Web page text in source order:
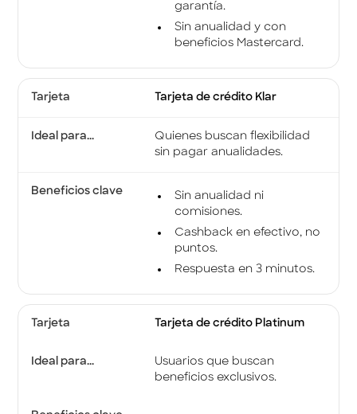
garantía.
Sin anualidad y con
beneficios Mastercard.
Tarjeta de crédito Klar
Quienes buscan flexibilidad
sin pagar anualidades.
Sin anualidad ni
comisiones.
Cashback en efectivo, no
puntos.
Respuesta en 3 minutos.
Tarjeta de crédito Platinum
Usuarios que buscan
beneficios exclusivos.